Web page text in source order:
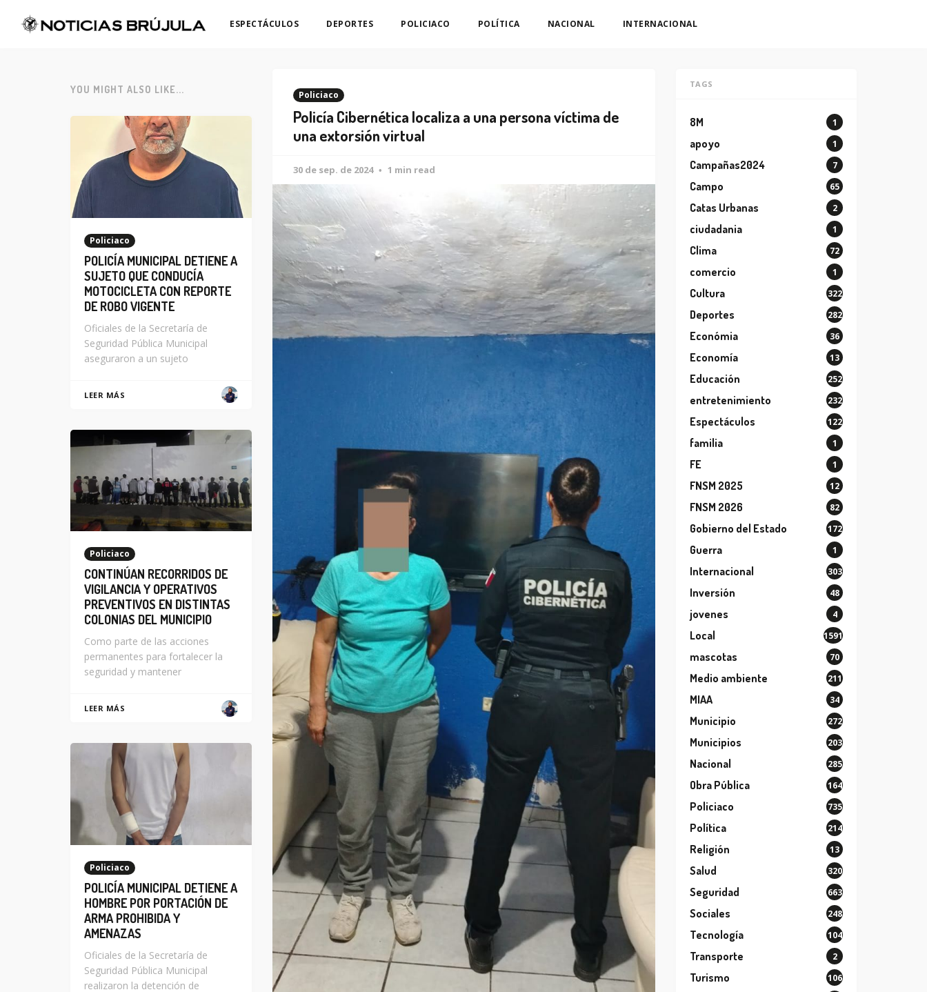
ESPECTÁCULOS DEPORTES POLICIACO POLÍTICA NACIONAL INTERNACIONAL
Policiaco
Policía Cibernética localiza a una persona víctima de
una extorsión virtual
30 de sep. de 2024 1 min read
YOU MIGHT ALSO LIKE...
Policiaco
POLICÍA MUNICIPAL DETIENE A
SUJETO QUE CONDUCÍA
MOTOCICLETA CON REPORTE
DE ROBO VIGENTE
Oficiales de la Secretaría de
Seguridad Pública Municipal
aseguraron a un sujeto
LEER MÁS
Policiaco
CONTINÚAN RECORRIDOS DE
VIGILANCIA Y OPERATIVOS
PREVENTIVOS EN DISTINTAS
COLONIAS DEL MUNICIPIO
Como parte de las acciones
permanentes para fortalecer la
seguridad y mantener
LEER MÁS
Policiaco
POLICÍA MUNICIPAL DETIENE A
HOMBRE POR PORTACIÓN DE
ARMA PROHIBIDA Y
AMENAZAS
Oficiales de la Secretaría de
Seguridad Pública Municipal
realizaron la detención de
TAGS
8M 1
apoyo 1
Campañas2024 7
Campo 65
Catas Urbanas 2
ciudadania 1
Clima 72
comercio 1
Cultura 322
Deportes 282
Económia 36
Economía 13
Educación 252
entretenimiento 232
Espectáculos 122
familia 1
FE 1
FNSM 2025 12
FNSM 2026 82
Gobierno del Estado 172
Guerra 1
Internacional 303
Inversión 48
jovenes 4
Local 1591
mascotas 70
Medio ambiente 211
MIAA 34
Municipio 272
Municipios 203
Nacional 285
Obra Pública 164
Policiaco 735
Política 214
Religión 13
Salud 320
Seguridad 663
Sociales 248
Tecnología 104
Transporte 2
Turismo 106